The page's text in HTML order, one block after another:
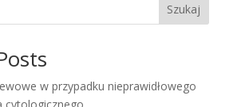
Szukaj
w przypadku nieprawidłowego